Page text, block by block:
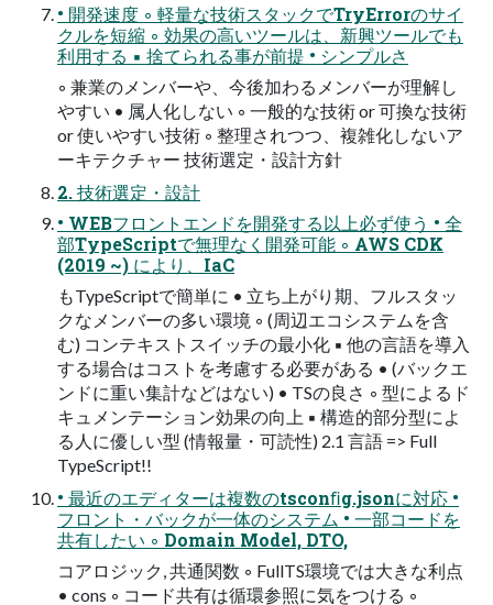
• 開発速度 ◦ 軽量な技術スタックでTryErrorのサイ
クルを短縮 ◦ 効果の高いツールは、新興ツールでも
利用する ▪ 捨てられる事が前提 • シンプルさ
◦ 兼業のメンバーや、今後加わるメンバーが理解し
やすい • 属人化しない ◦ 一般的な技術 or 可換な技術
or 使いやすい技術 ◦ 整理されつつ、複雑化しないア
ーキテクチャー 技術選定・設計方針
2. 技術選定・設計
• WEBフロントエンドを開発する以上必ず使う • 全
部TypeScriptで無理なく開発可能 ◦ AWS CDK
(2019 ~) により、IaC
もTypeScriptで簡単に • 立ち上がり期、フルスタッ
クなメンバーの多い環境 ◦ (周辺エコシステムを含
む) コンテキストスイッチの最小化 ▪ 他の言語を導入
する場合はコストを考慮する必要がある • (バックエ
ンドに重い集計などはない) • TSの良さ ◦ 型によるド
キュメンテーション効果の向上 ▪ 構造的部分型によ
る人に優しい型 (情報量・可読性) 2.1 言語 => Full
TypeScript!!
• 最近のエディターは複数のtsconﬁg.jsonに対応 •
フロント・バックが一体のシステム • 一部コードを
共有したい ◦ Domain Model, DTO,
コアロジック, 共通関数 ◦ FullTS環境では大きな利点
• cons ◦ コード共有は循環参照に気をつける ◦